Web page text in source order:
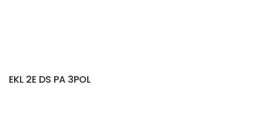
EKL 2E DS PA 3POL